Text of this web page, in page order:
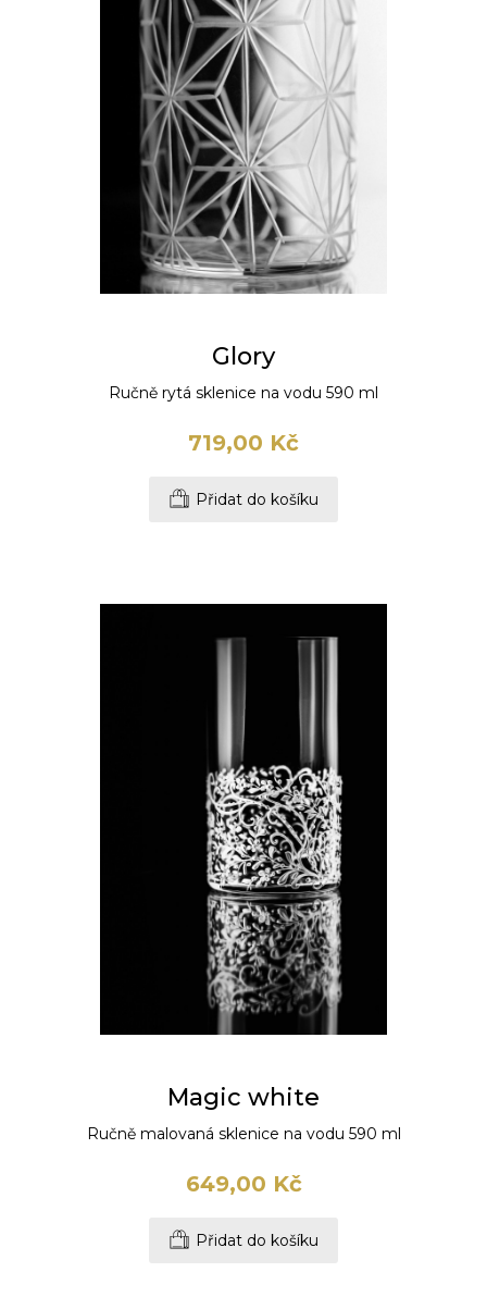
Glory
Ručně rytá sklenice na vodu 590 ml
719,00 Kč
Přidat do košíku
Magic white
Ručně malovaná sklenice na vodu 590 ml
649,00 Kč
Přidat do košíku